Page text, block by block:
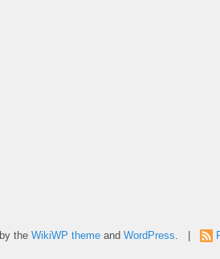
the WikiWP themeand WordPress. |